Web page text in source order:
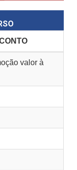
valor à